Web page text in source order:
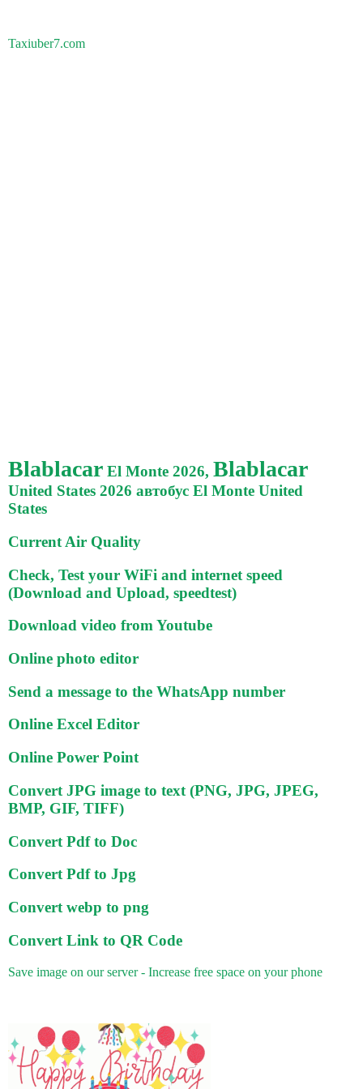
Taxiuber7.com
Blablacar El Monte 2026, Blablacar
United States 2026 автобус El Monte United
States
Current Air Quality
Check, Test your WiFi and internet speed
(Download and Upload, speedtest)
Download video from Youtube
Online photo editor
Send a message to the WhatsApp number
Online Excel Editor
Online Power Point
Convert JPG image to text (PNG, JPG, JPEG,
BMP, GIF, TIFF)
Convert Pdf to Doc
Convert Pdf to Jpg
Convert webp to png
Convert Link to QR Code
Save image on our server - Increase free space on your phone